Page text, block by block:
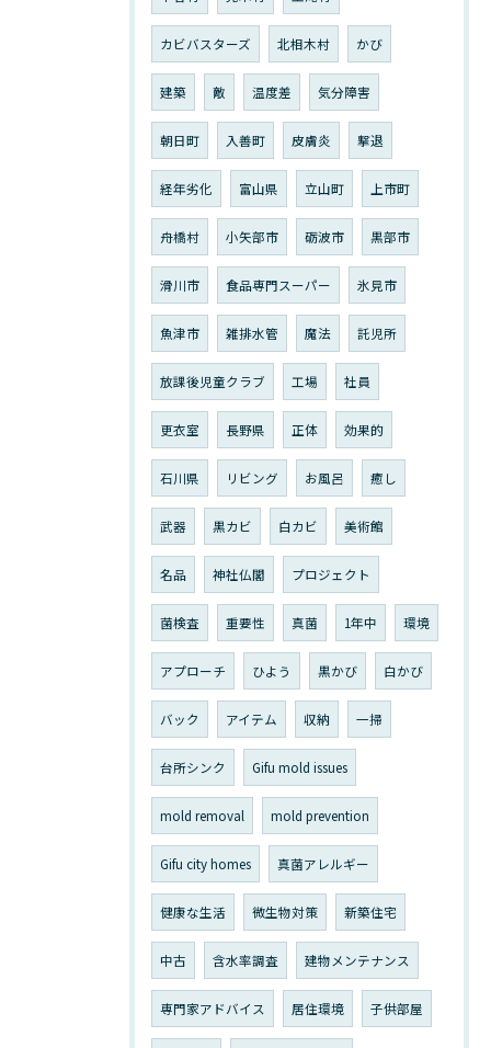
カビバスターズ 北相木村 かび
建築 敵 温度差 気分障害
朝日町 入善町 皮膚炎 撃退
経年劣化 富山県 立山町 上市町
舟橋村 小矢部市 砺波市 黒部市
滑川市 食品専門スーパー 氷見市
魚津市 雑排水管 魔法 託児所
放課後児童クラブ 工場 社員
更衣室 長野県 正体 効果的
石川県 リビング お風呂 癒し
武器 黒カビ 白カビ 美術館
名品 神社仏閣 プロジェクト
菌検査 重要性 真菌 1年中 環境
アプローチ ひよう 黒かび 白かび
バック アイテム 収納 一掃
台所シンク Gifu mold issues
mold removal mold prevention
Gifu city homes 真菌アレルギー
健康な生活 微生物対策 新築住宅
中古 含水率調査 建物メンテナンス
専門家アドバイス 居住環境 子供部屋